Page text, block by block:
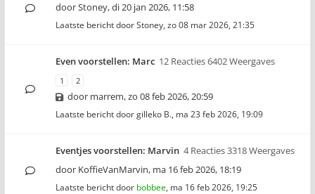
doorStoney,di 20 jan 2026, 11:58
Laatste bericht doorStoney, zo 08 mar 2026, 21:35
Even voorstellen: Marc 12 Reacties 6402 Weergaves
1 2
door marrem,zo 08 feb 2026, 20:59
Laatste bericht doorgilleko B., ma 23 feb 2026, 19:09
Eventjes voorstellen: Marvin 4 Reacties 3318 Weergaves
door KoffieVanMarvin, ma 16 feb 2026, 18:19
Laatste bericht door bobbee, ma 16 feb 2026, 19:25